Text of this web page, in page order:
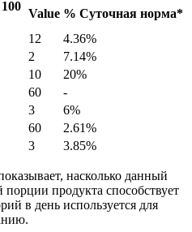
100
Value % Суточная норма*
12
4.36%
2
7.14%
10
20%
60
-
3
6%
60
2.61%
3 3.85%
насколько данный
продукта способствует
в день используется для